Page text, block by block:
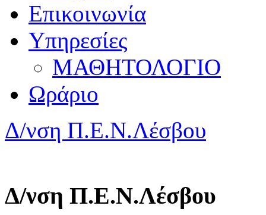
Επικοινωνία
Υπηρεσίες
ΜΑΘΗΤΟΛΟΓΙΟ
Ωράριο
Δ/νση Π.Ε.Ν.Λέσβου
Δ/νση Π.Ε.Ν.Λέσβου